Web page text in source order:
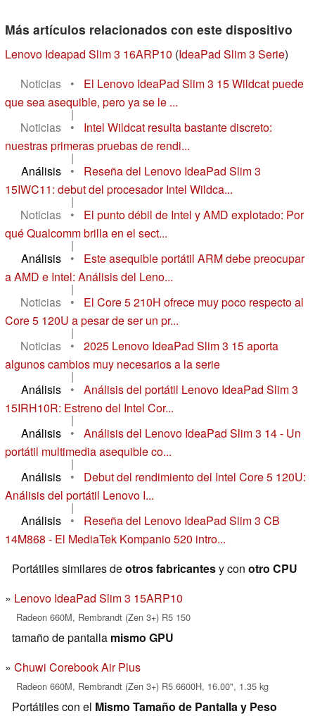
Más artículos relacionados con este dispositivo
Lenovo Ideapad Slim 3 16ARP10 (IdeaPad Slim 3 Serie)
Noticias
•
El Lenovo IdeaPad Slim 3 15 Wildcat puede
que sea asequible, pero ya se le ...
|
Noticias
•
Intel Wildcat resulta bastante discreto:
nuestras primeras pruebas de rendi...
|
Análisis
•
Reseña del Lenovo IdeaPad Slim 3
15IWC11: debut del procesador Intel Wildca...
|
Noticias
•
El punto débil de Intel y AMD explotado: Por
qué Qualcomm brilla en el sect...
|
Análisis
•
Este asequible portátil ARM debe preocupar
a AMD e Intel: Análisis del Leno...
|
Noticias
•
El Core 5 210H ofrece muy poco respecto al
Core 5 120U a pesar de ser un pr...
|
Noticias
•
2025 Lenovo IdeaPad Slim 3 15 aporta
algunos cambios muy necesarios a la serie
|
Análisis
•
Análisis del portátil Lenovo IdeaPad Slim 3
15IRH10R: Estreno del Intel Cor...
|
Análisis
•
Análisis del Lenovo IdeaPad Slim 3 14 - Un
portátil multimedia asequible co...
|
Análisis
•
Debut del rendimiento del Intel Core 5 120U:
Análisis del portátil Lenovo I...
|
Análisis
•
Reseña del Lenovo IdeaPad Slim 3 CB
14M868 - El MediaTek Kompanio 520 intro...
Portátiles similares deotros fabricantesy con otro CPU
Lenovo IdeaPad Slim 3 15ARP10
Radeon 660M, Rembrandt (Zen 3+) R5 150
tamaño de pantalla mismo GPU
Chuwi Corebook Air Plus
Radeon 660M, Rembrandt (Zen 3+) R5 6600H, 16.00", 1.35 kg
Portátiles con el Mismo Tamaño de Pantalla y Peso